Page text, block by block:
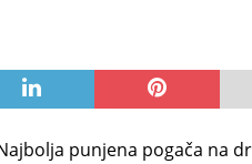
punjena pogača na